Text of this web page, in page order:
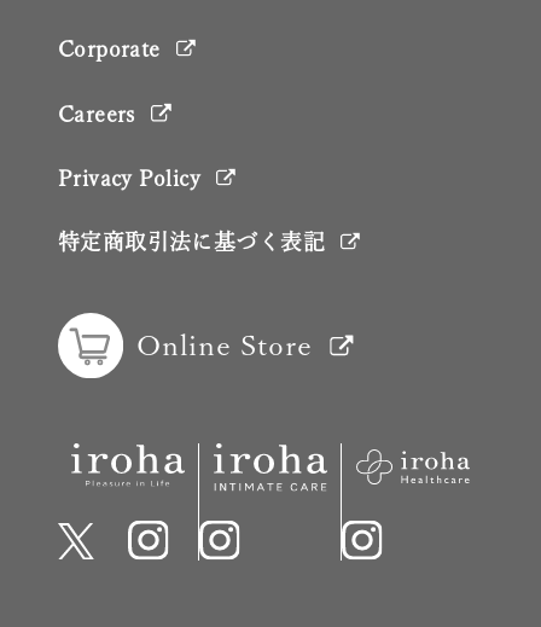
Online Store
Corporate
Careers
Privacy Policy
特定商取引法に基づく表記